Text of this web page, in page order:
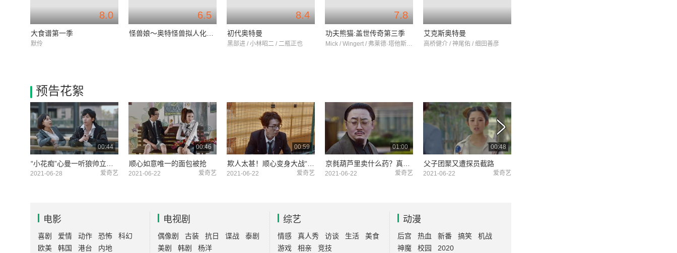
8.0
大食谱第一季
默伶
6.5 8.4
初代奥特曼
黑部进 / 小林昭二 / 二瓶正也
7.8
功夫熊猫:盖世传奇第三季
Mick / Wingert / 弗莱德·塔他斯西奥
艾克斯奥特曼
高桥健介 / 神尾佑 / 细田善彦
预告花絮
00:44
2021-06-28 爱奇艺
00:46
顺心如意唯一的面包被抢
2021-06-22 爱奇艺
00:59
2021-06-22 爱奇艺
01:00
2021-06-22 爱奇艺
00:48
父子团聚又遭探员截路
2021-06-22 爱奇艺
电影
喜剧 爱情 动作 恐怖
科幻
欧美
韩国 港台 内地
电视剧
偶像剧 古装 抗日 谍战
泰剧
美剧
韩剧 杨洋
综艺
情感 真人秀 访谈 生活
美食
游戏
相亲 竞技
动漫
后宫 热血 新番 搞笑
机战
神魔
校园 2020